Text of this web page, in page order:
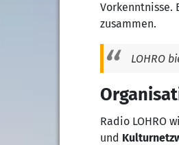
Vorkenntnisse.
zusammen.
LOHRO
Radio LOHRO
und